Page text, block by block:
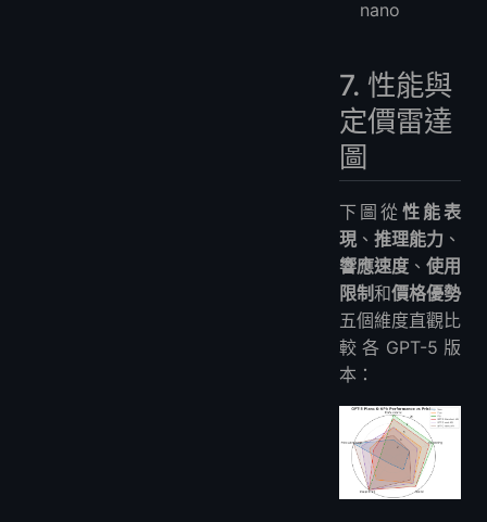
nano
7. 性能與
定價雷達
圖
下圖從 性能表
現 、 推理能力 、
響應速度 、 使用
限制和價格優勢
五個維度直觀比
較各GPT-5版
本：